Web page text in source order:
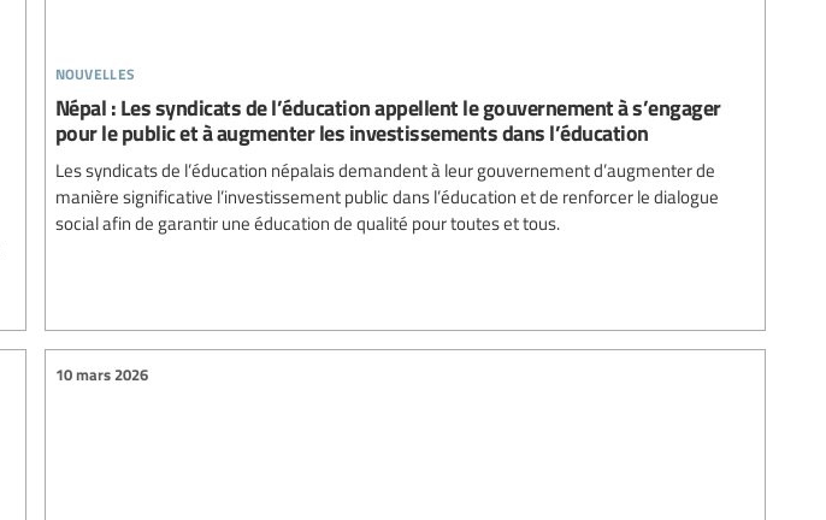
nouvelles
Népal : Les syndicats de l’éducation appellent le gouvernement à s’engager
pour le public et à augmenter les investissements dans l’éducation
Les syndicats de l’éducation népalais demandent à leur gouvernement d’augmenter de
manière significative l’investissement public dans l’éducation et de renforcer le dialogue
social afin de garantir une éducation de qualité pour toutes et tous.
10 mars 2026